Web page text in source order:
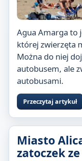
Agua Amarga to
której zwierzęta
Można do niej
autobusem, ale
autobusami.
Przeczytaj artykuł
Miasto
zatoczek ze